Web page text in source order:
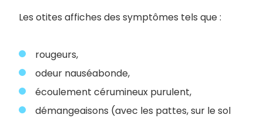
Les otites affiches des symptômes tels que :
rougeurs,
odeur nauséabonde,
écoulement cérumineux purulent,
démangeaisons (avec les pattes, sur le sol